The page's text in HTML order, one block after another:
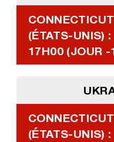
CONNECTICUT
(ÉTATS-UNIS) :
17H00 (JOUR -
CONNECTICUT
(ÉTATS-UNIS) :